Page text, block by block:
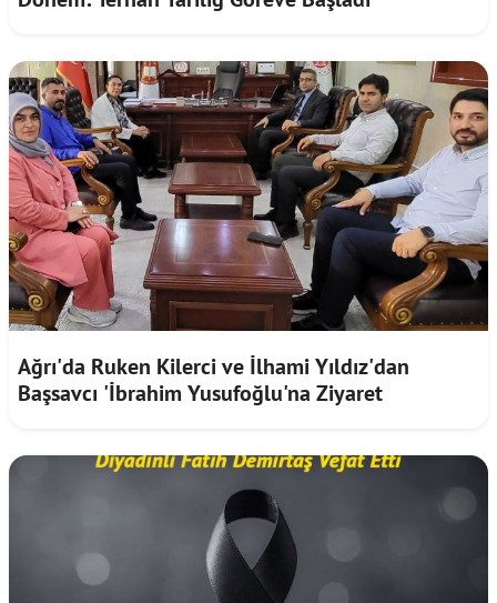
Ağrı'da Ruken Kilerci ve İlhami Yıldız'dan
Başsavcı 'İbrahim Yusufoğlu'na Ziyaret